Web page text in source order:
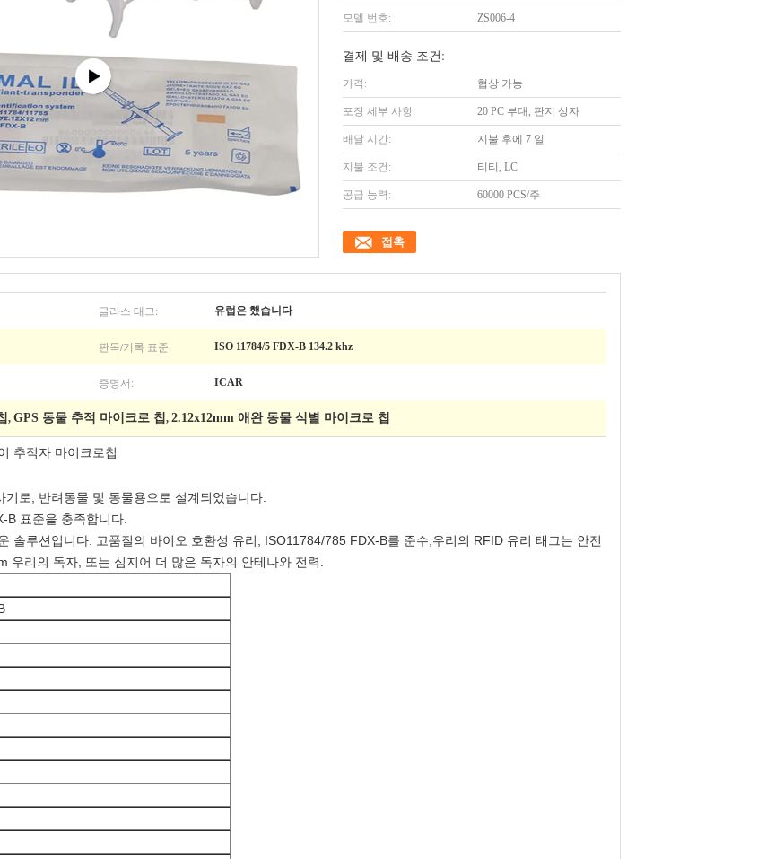
모델 번호: ZS006-4
결제 및 배송 조건:
가격: 협상 가능
포장 세부 사항: 20 PC 부대, 판지 상자
배달 시간: 지불 후에 7 일
지불 조건: 티티, LC
공급 능력: 60000 PCS/주
접촉
글라스 태그: 유럽은 했습니다
판독/기록 표준: ISO 11784/5 FDX-B 134.2 khz
증명서: ICAR
, GPS 동물 추적 마이크로 칩 , 2.12x12mm 애완 동물 식별 마이크로 칩
추적자 마이크로칩
로, 반려동물 및 동물용으로 설계되었습니다.
B 표준을 충족합니다.
솔루션입니다. 고품질의 바이오 호환성 유리, ISO11784/785 FDX-B를 준수;우리의 RFID 유리 태그는 안전
우리의 독자, 또는 심지어 더 많은 독자의 안테나와 전력.